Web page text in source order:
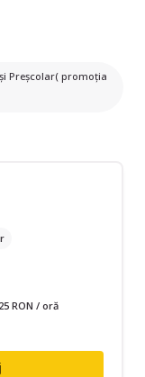
Preșcolar( promoția
RON / oră